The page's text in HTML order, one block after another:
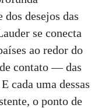
dos desejos das
se conecta
ao redor do
contato — das
cada uma dessas
o ponto de